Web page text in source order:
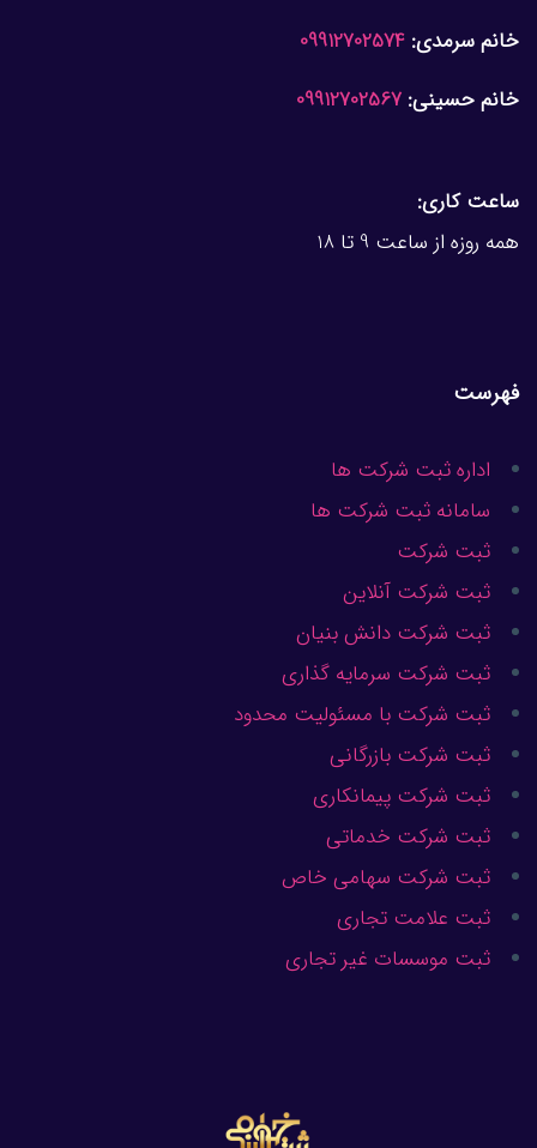
خانم سرمدی: 09912702574
خانم حسینی: 09912702567
ساعت کاری:
همه روزه از ساعت 9 تا 18
فهرست
اداره ثبت شرکت ها
سامانه ثبت شرکت ها
ثبت شرکت
ثبت شرکت آنلاین
ثبت شرکت دانش بنیان
ثبت شرکت سرمایه گذاری
ثبت شرکت با مسئولیت محدود
ثبت شرکت بازرگانی
ثبت شرکت پیمانکاری
ثبت شرکت خدماتی
ثبت شرکت سهامی خاص
ثبت علامت تجاری
ثبت موسسات غیر تجاری